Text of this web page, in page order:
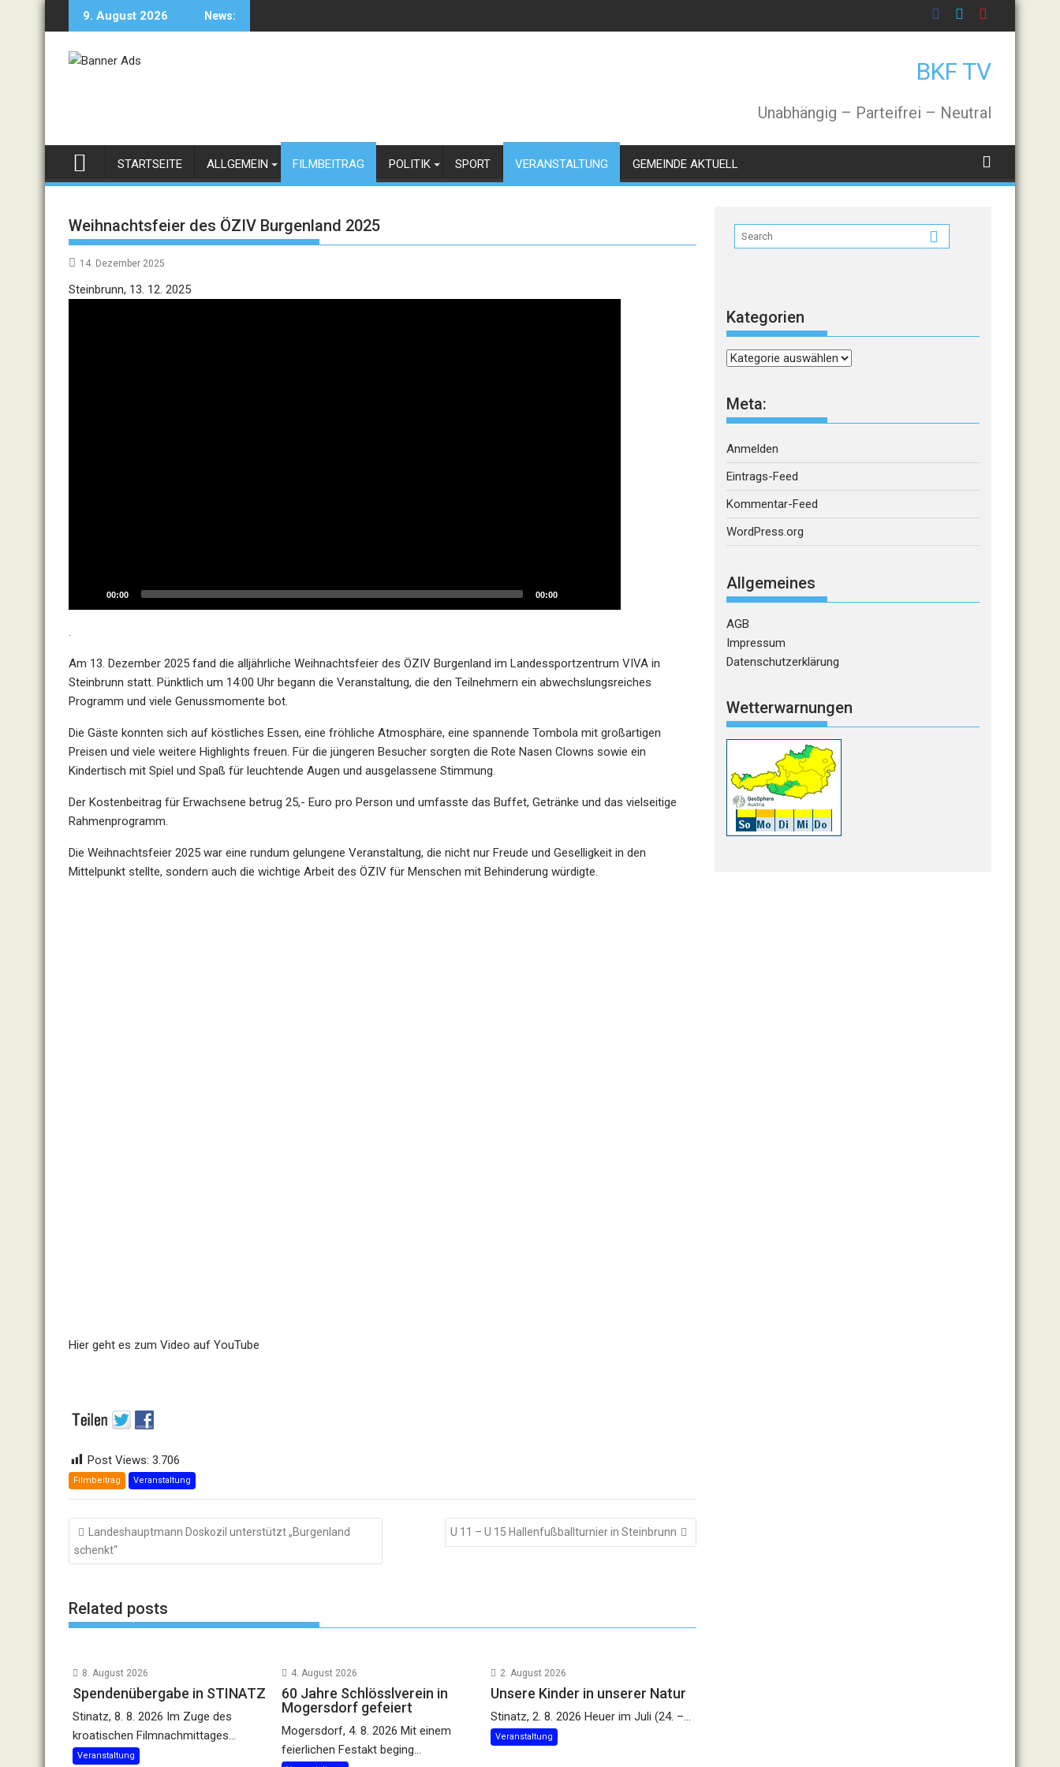
9. August 2026 News:
BKF TV
Unabhängig – Parteifrei – Neutral
STARTSEITE ALLGEMEIN FILMBEITRAG POLITIK SPORT VERANSTALTUNG GEMEINDE AKTUELL
Weihnachtsfeier des ÖZIV Burgenland 2025
14. Dezember 2025
Steinbrunn, 13. 12. 2025Video
00:00 00:00
.
Am 13. Dezember 2025 fand die alljährliche Weihnachtsfeier des ÖZIV Burgenland im Landessportzentrum VIVA in
Steinbrunn statt. Pünktlich um 14:00 Uhr begann die Veranstaltung, die den Teilnehmern ein abwechslungsreiches
Programm und viele Genussmomente bot.
Die Gäste konnten sich auf köstliches Essen, eine fröhliche Atmosphäre, eine spannende Tombola mit großartigen
Preisen und viele weitere Highlights freuen. Für die jüngeren Besucher sorgten die Rote Nasen Clowns sowie ein
Kindertisch mit Spiel und Spaß für leuchtende Augen und ausgelassene Stimmung.
Der Kostenbeitrag für Erwachsene betrug 25,- Euro pro Person und umfasste das Buffet, Getränke und das vielseitige
Rahmenprogramm.
Die Weihnachtsfeier 2025 war eine rundum gelungene Veranstaltung, die nicht nur Freude und Geselligkeit in den
Mittelpunkt stellte, sondern auch die wichtige Arbeit des ÖZIV für Menschen mit Behinderung würdigte.
Hier geht es zum Video auf YouTube
Post Views: 3.706
Filmbeitrag Veranstaltung
Beitragsnavigation
Landeshauptmann Doskozil unterstützt „Burgenland
schenkt“
U 11 – U 15 Hallenfußballturnier in Steinbrunn
Related posts
8. August 2026
Spendenübergabe in STINATZ
Stinatz, 8. 8. 2026 Im Zuge des
kroatischen Filmnachmittages...
Veranstaltung
4. August 2026
60 Jahre Schlösslverein in
Mogersdorf gefeiert
Mogersdorf, 4. 8. 2026 Mit einem
feierlichen Festakt beging...
2. August 2026
Unsere Kinder in unserer Natur
Stinatz, 2. 8. 2026 Heuer im Juli (24. –...
Veranstaltung
Kategorien
Kategorien
Meta:
Anmelden
Eintrags-Feed
Kommentar-Feed
WordPress.org
Allgemeines
AGB
Impressum
Datenschutzerklärung
Wetterwarnungen